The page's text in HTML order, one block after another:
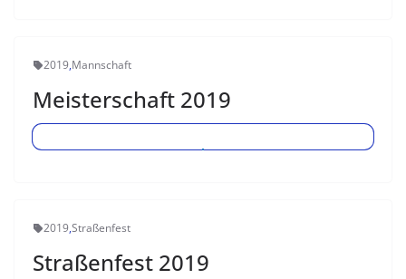
2019,Mannschaft
Meisterschaft 2019
2019,Straßenfest
Straßenfest 2019